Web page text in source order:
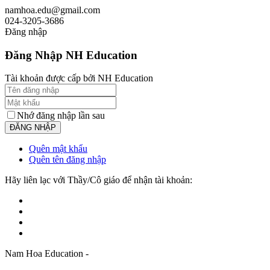
namhoa.edu@gmail.com
024-3205-3686
Đăng nhập
Đăng Nhập NH Education
Tài khoản được cấp bởi NH Education
Nhớ đăng nhập lần sau
Quên mật khẩu
Quên tên đăng nhập
Hãy liên lạc với Thầy/Cô giáo để nhận tài khoản:
Nam Hoa Education -